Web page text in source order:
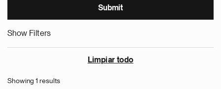
Show Filters
Limpiar todo
Showing 1 results